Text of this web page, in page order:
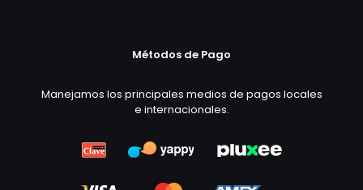
Métodos de Pago
Manejamos los principales medios de pagos locales
e internacionales.